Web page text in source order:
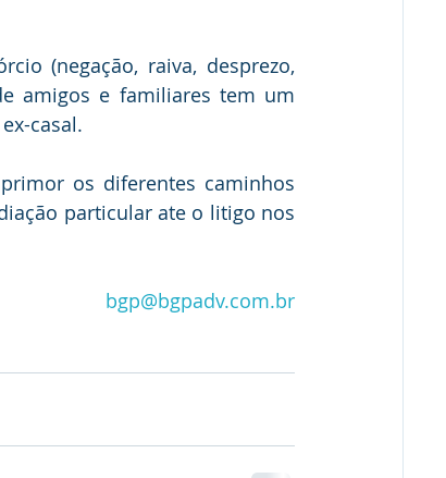
(negação, raiva, desprezo,
amigos e familiares tem um
casal.
os diferentes caminhos
particular ate o litigo nos
bgp@bgpadv.com.br